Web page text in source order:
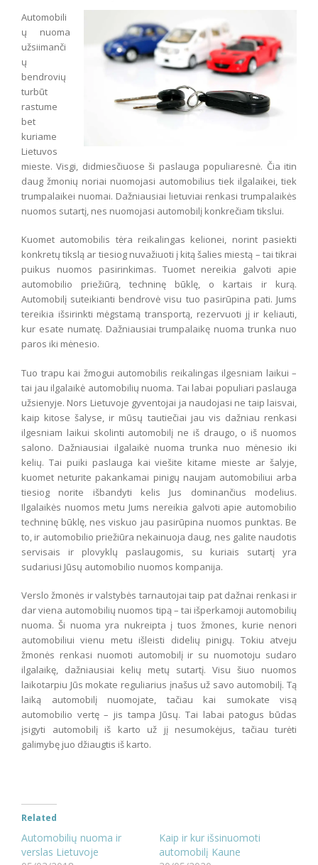
Automobili
ų nuoma
užsiimanči
ų
bendrovių
turbūt
rastume
bet
kuriame
Lietuvos
mieste. Visgi, didmiesčiuose ši paslauga populiaresnė. Čia itin
daug žmonių noriai nuomojasi automobilius tiek ilgalaikei, tiek
trumpalaikei nuomai. Dažniausiai lietuviai renkasi trumpalaikės
nuomos sutartį, nes nuomojasi automobilį konkrečiam tikslui.
Kuomet automobilis tėra reikalingas kelionei, norint pasiekti
konkretų tikslą ar tiesiog nuvažiuoti į kitą šalies miestą – tai tikrai
puikus nuomos pasirinkimas. Tuomet nereikia galvoti apie
automobilio priežiūrą, techninę būklę, o kartais ir kurą.
Automobilį suteikianti bendrovė visu tuo pasirūpina pati. Jums
tereikia išsirinkti mėgstamą transportą, rezervuoti jį ir keliauti,
kur esate numatę. Dažniausiai trumpalaikę nuoma trunka nuo
paros iki mėnesio.
Tuo trapu kai žmogui automobilis reikalingas ilgesniam laikui –
tai jau ilgalaikė automobilių nuoma. Tai labai populiari paslauga
užsienyje. Nors Lietuvoje gyventojai ja naudojasi ne taip laisvai,
kaip kitose šalyse, ir mūsų tautiečiai jau vis dažniau renkasi
ilgesniam laikui skolinti automobilį ne iš draugo, o iš nuomos
salono. Dažniausiai ilgalaikė nuoma trunka nuo mėnesio iki
kelių. Tai puiki paslauga kai viešite kitame mieste ar šalyje,
kuomet neturite pakankamai pinigų naujam automobiliui arba
tiesiog norite išbandyti kelis Jus dominančius modelius.
Ilgalaikės nuomos metu Jums nereikia galvoti apie automobilio
techninę būklę, nes viskuo jau pasirūpina nuomos punktas. Be
to, ir automobilio priežiūra nekainuoja daug, nes galite naudotis
servisais ir plovyklų paslaugomis, su kuriais sutartį yra
sudariusi Jūsų automobilio nuomos kompanija.
Verslo žmonės ir valstybės tarnautojai taip pat dažnai renkasi ir
dar viena automobilių nuomos tipą – tai išperkamoji automobilių
nuoma. Ši nuoma yra nukreipta į tuos žmones, kurie nenori
automobiliui vienu metu išleisti didelių pinigų. Tokiu atveju
žmonės renkasi nuomoti automobilį ir su nuomotoju sudaro
ilgalaikę, dažniausiai kelių metų sutartį. Visu šiuo nuomos
laikotarpiu Jūs mokate reguliarius įnašus už savo automobilį. Tą
laiką automobilį nuomojate, tačiau kai sumokate visą
automobilio vertę – jis tampa Jūsų. Tai labai patogus būdas
įsigyti automobilį iš karto už jį nesumokėjus, tačiau turėti
galimybę juo džiaugtis iš karto.
Related
Automobilių nuoma ir
verslas Lietuvoje
Kaip ir kur išsinuomoti
automobilį Kaune